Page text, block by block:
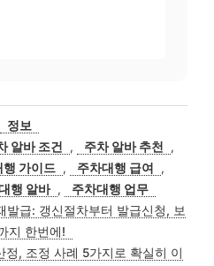
카
테
고
리
정보
알바 조건 , 주차 알바 추천
,
행 가이드 , 주차대행 급여
,
행 알바 ,
주차대행 업무
발급: 갱신절차부터 발급신청, 보
지 한번에!
정, 조정 사례 5가지로 확실히 이